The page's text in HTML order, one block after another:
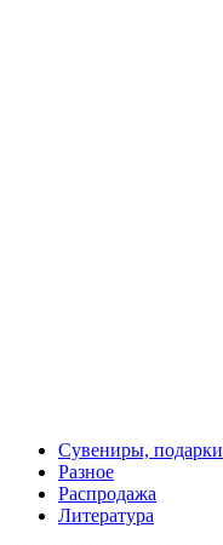
Сувениры, подарки
Разное
Распродажа
Литература